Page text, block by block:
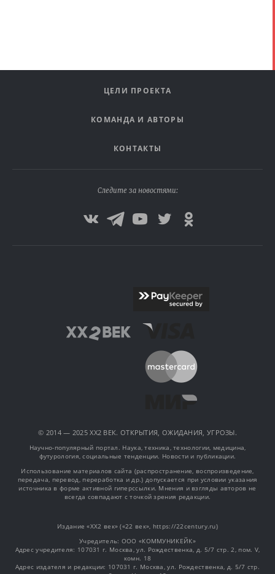
ЦЕЛИ ПРОЕКТА
КОМАНДА И АВТОРЫ
КОНТАКТЫ
Следите за новостями:
© 2014 — 2025 XX2 ВЕК. ОТКРЫТИЯ, ОЖИДАНИЯ, УГРОЗЫ.
Научно-популярный портал. Наука, техника, технологии, медицина,
футурология, социальные тенденции. Новости и публикации.
Использование материалов сайта (распространение, воспроизведение,
передача, перевод, переработка и др.) допускается при условии указания
источника в форме активной гиперссылки. Мнения и взгляды авторов не
всегда совпадают с точкой зрения редакции.
Издание «XX2 век» («22 век», https://22century.ru)
Учредитель: OOO «КОММУНИКЕЙК»
Адрес учредителя: 107031 г. Москва, ул. Рождественка, д. 5/7 стр. 2, пом. V,
комн. 18
Адрес издателя и редакции: 107031 г. Москва, ул. Рождественка, д. 5/7 стр.